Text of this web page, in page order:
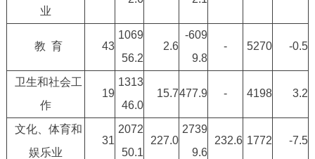
业
教 育 43
1069
56.2
2.6
-609
9.8
- 5270 -0.5
卫生和社会工
作
19
1313
46.0
15.7477.9 - 4198 3.2
文化、体育和
娱乐业
31
2072
50.1
227.0
2739
9.6
232.6 1772 -7.5